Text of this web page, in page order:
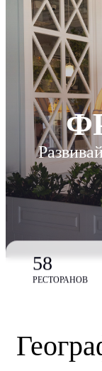
58
РЕСТОРАНОВ